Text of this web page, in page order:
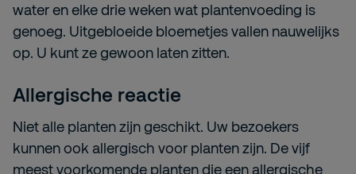
water en elke drie weken wat plantenvoeding is
genoeg. Uitgebloeide bloemetjes vallen nauwelijks
op. U kunt ze gewoon laten zitten.
Allergische reactie
Niet alle planten zijn geschikt. Uw bezoekers
kunnen ook allergisch voor planten zijn. De vijf
meest voorkomende planten die een allergische